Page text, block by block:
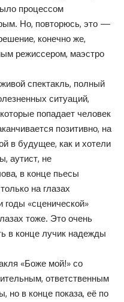
процессом
Но, повторюсь, это —
конечно же,
режиссером, маэстро
спектакль, полный
ситуаций,
попадает человек
позитивно, на
в будущее, как и хотели
аутист, не
в конце пьесы
на глазах
годы «сценической»
тоже. Это очень
в конце лучик надежды
«Боже мой!» со
ответственным
но в конце показа, её по